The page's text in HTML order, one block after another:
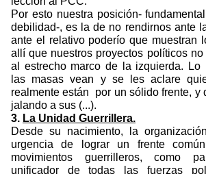
Por esto nuestra posición-
debilidad-, es la de no rendirnos ante
ante el relativo poderío que muestran
allí que nuestros proyectos políticos
al estrecho marco de la izquierda. Lo
las masas vean y se les aclare
realmente están
por un sólido frente, y
jalando a sus (...).
3. La Unidad Guerrillera.
Desde su nacimiento, la
urgencia de lograr un frente
movimientos guerrilleros, como
unificador de todas las fuerzas